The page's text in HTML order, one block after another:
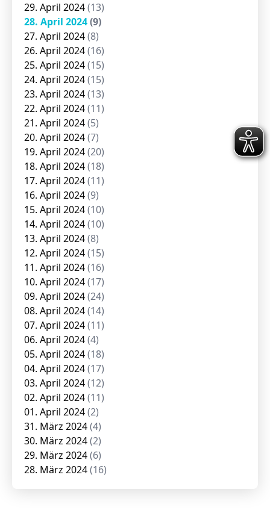
29. April 2024(13)
28. April 2024(9)
27. April 2024(8)
26. April 2024(16)
25. April 2024(15)
24. April 2024(15)
23. April 2024(13)
22. April 2024(11)
21. April 2024(5)
20. April 2024(7)
19. April 2024(20)
18. April 2024(18)
17. April 2024(11)
16. April 2024(9)
15. April 2024(10)
14. April 2024(10)
13. April 2024(8)
12. April 2024(15)
11. April 2024(16)
10. April 2024(17)
09. April 2024(24)
08. April 2024(14)
07. April 2024(11)
06. April 2024(4)
05. April 2024(18)
04. April 2024(17)
03. April 2024(12)
02. April 2024(11)
01. April 2024(2)
31. März 2024(4)
30. März 2024(2)
29. März 2024(6)
28. März 2024(16)